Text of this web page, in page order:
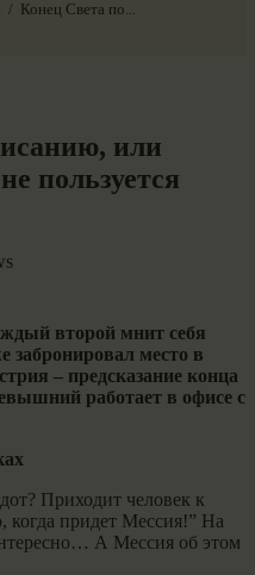
Конец Света по...
или
пользуется
второй мнит себя
забронировал место в
– предсказание конца
работает в офисе с
Приходит человек к
когда придет Мессия!” На
А Мессия об этом